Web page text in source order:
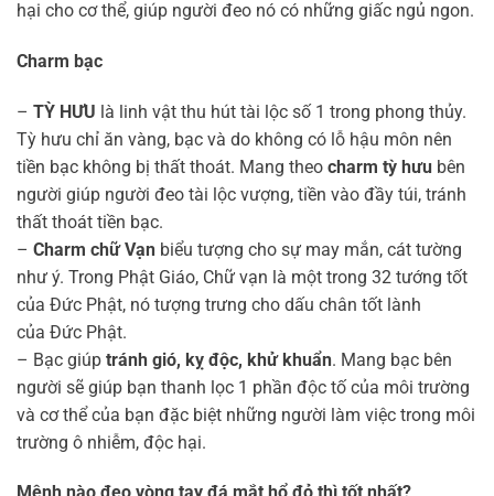
hại cho cơ thể, giúp người đeo nó có những giấc ngủ ngon.
Charm bạc
– TỲ HƯU là linh vật thu hút tài lộc số 1 trong phong thủy.
Tỳ hưu chỉ ăn vàng, bạc và do không có lỗ hậu môn nên
tiền bạc không bị thất thoát. Mang theo charm tỳ hưu bên
người giúp người đeo tài lộc vượng, tiền vào đầy túi, tránh
thất thoát tiền bạc.
– Charm chữ Vạn biểu tượng cho sự may mắn, cát tường
như ý. Trong Phật Giáo, Chữ vạn là một trong 32 tướng tốt
của Đức Phật, nó tượng trưng cho dấu chân tốt lành
của Đức Phật.
– Bạc giúp tránh gió, kỵ độc, khử khuẩn. Mang bạc bên
người sẽ giúp bạn thanh lọc 1 phần độc tố của môi trường
và cơ thể của bạn đặc biệt những người làm việc trong môi
trường ô nhiễm, độc hại.